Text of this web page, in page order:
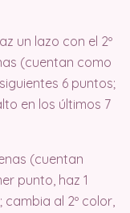
un lazo con el 2º
(cuentan como
6 puntos;
en los últimos 7
(cuentan
punto, haz 1
al 2º color,